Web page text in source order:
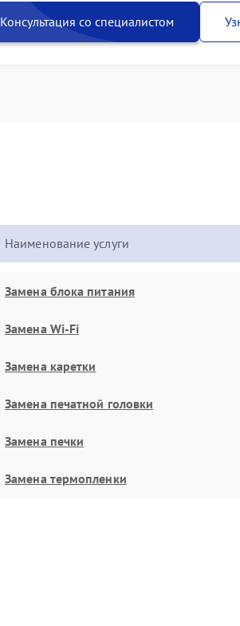
Консультация со специалистом
Наименование услуги
Замена блока питания
Замена Wi-Fi
Замена каретки
Замена печатной головки
Замена печки
Замена термопленки